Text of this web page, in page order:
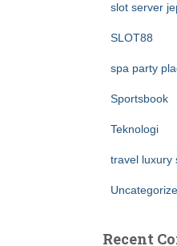
slot server
SLOT88
spa party
Sportsbook
Teknologi
travel luxury
Recent